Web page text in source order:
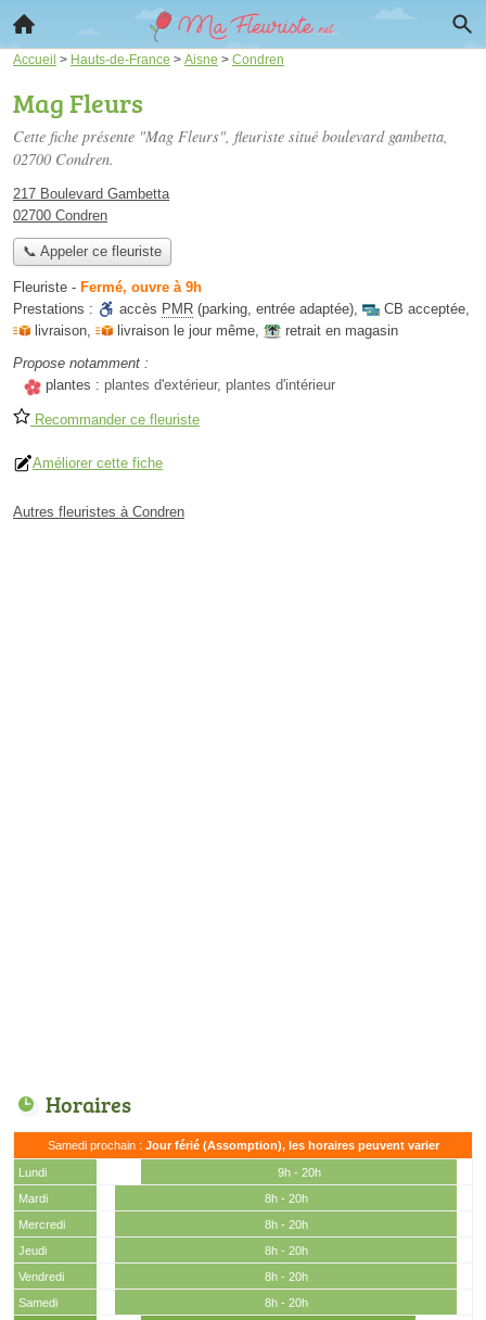
Accueil > Hauts-de-France > Aisne > Condren
Mag Fleurs
Cette fiche présente "Mag Fleurs", fleuriste situé boulevard gambetta,
02700 Condren.
217 Boulevard Gambetta
02700 Condren
📞 Appeler ce fleuriste
Fleuriste - Fermé, ouvre à 9h
Prestations :
accès PMR (parking, entrée adaptée), CB acceptée,
livraison, livraison le jour même,
retrait en magasin
Propose notamment :
plantes : plantes d'extérieur, plantes d'intérieur
Recommander ce fleuriste
Améliorer cette fiche
Autres fleuristes à Condren
Horaires
Samedi prochain : Jour férié (Assomption), les horaires peuvent varier
Lundi
9h - 20h
Mardi
8h - 20h
Mercredi
8h - 20h
Jeudi
8h - 20h
Vendredi
8h - 20h
Samedi
8h - 20h